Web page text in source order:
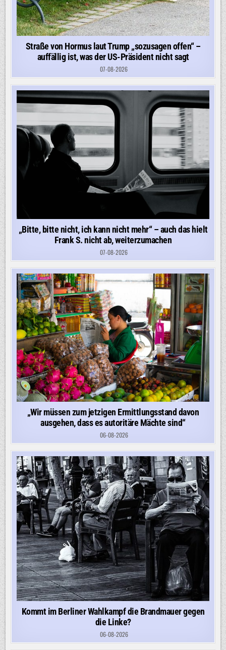
Straße von Hormus laut Trump „sozusagen offen“ –
auffällig ist, was der US-Präsident nicht sagt
07-08-2026
„Bitte, bitte nicht, ich kann nicht mehr“ – auch das hielt
Frank S. nicht ab, weiterzumachen
07-08-2026
„Wir müssen zum jetzigen Ermittlungsstand davon
ausgehen, dass es autoritäre Mächte sind“
06-08-2026
Kommt im Berliner Wahlkampf die Brandmauer gegen
die Linke?
06-08-2026